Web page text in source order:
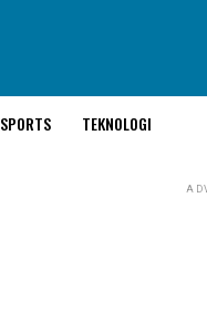
SPORTS TEKNOLOGI